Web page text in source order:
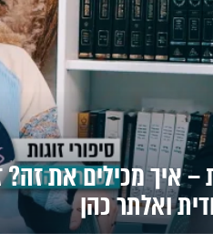
איך מכילים את זה?
ואלתר כהן